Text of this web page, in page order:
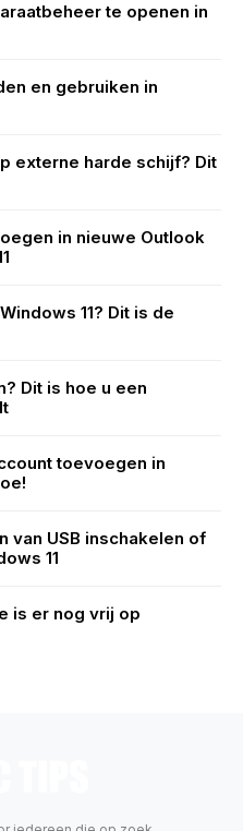
te openen in
en gebruiken in
externe harde schijf? Dit
in nieuwe Outlook
11? Dit is de
Dit is hoe u een
toevoegen in
van USB inschakelen of
11
is er nog vrij op